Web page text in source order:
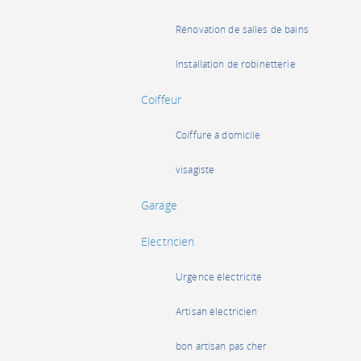
Rénovation de salles de bains
Installation de robinetterie
Coiffeur
Coiffure à domicile
visagiste
Garage
Electricien
Urgence électricité
Artisan électricien
bon artisan pas cher